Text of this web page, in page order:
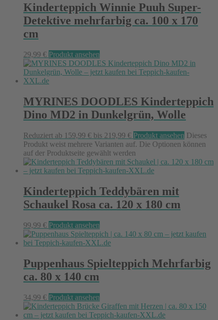
Kinderteppich Winnie Puuh Super-
Detektive mehrfarbig ca. 100 x 170
cm
29,99 € Produkt ansehen
MYRINES DOODLES Kinderteppich
Dino MD2 in Dunkelgrün, Wolle
Reduziert ab 159,99 € bis 219,99 € Produkt ansehen Dieses
Produkt weist mehrere Varianten auf. Die Optionen können
auf der Produktseite gewählt werden
Kinderteppich Teddybären mit
Schaukel Rosa ca. 120 x 180 cm
99,99 € Produkt ansehen
Puppenhaus Spielteppich Mehrfarbig
ca. 80 x 140 cm
34,99 € Produkt ansehen